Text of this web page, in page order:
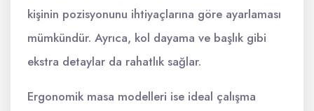
kişinin pozisyonunu ihtiyaçlarına göre ayarlaması
mümkündür. Ayrıca, kol dayama ve başlık gibi
ekstra detaylar da rahatlık sağlar.
Ergonomik masa modelleri ise ideal çalışma